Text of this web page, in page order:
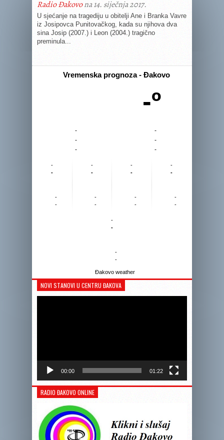
Radio Đakovona 14. siječnja 2017.
U sjećanje na tragediju u obitelji Ane i Branka Vavre
iz Josipovca Punitovačkog, kada su njihova dva
sina Josip (2007.) i Leon (2004.) tragično
preminula...
Vremenska prognoza - Đakovo
-º
-
-
-
-
-
-
-
-
-
-
-
-
-
-
-
-
-
-
-
-
-
-
-
-
-
-
Đakovo weather
NOVI STANOVI U CENTRU ĐAKOVA
00:00 01:22
RADIO ĐAKOVO ONLINE